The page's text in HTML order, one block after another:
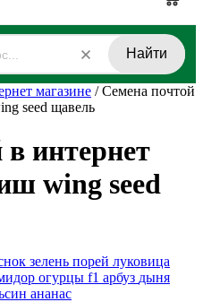
Найти
магазине /Семена почтой
seed щавель
интернет
wing seed
зелень порей луковица
огурцы f1 арбуз дыня
ананас